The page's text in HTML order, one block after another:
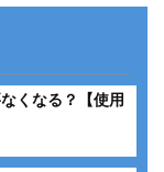
くなる？【使用